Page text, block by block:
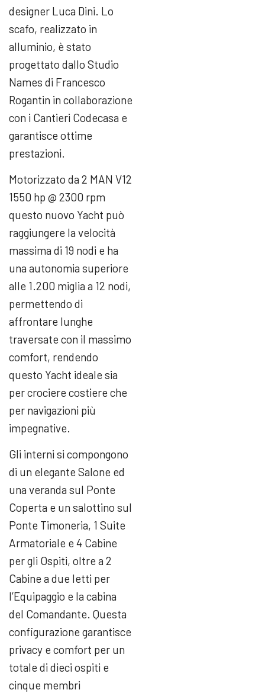
designer Luca Dini. Lo
scafo, realizzato in
alluminio, è stato
progettato dallo Studio
Names di Francesco
Rogantin in collaborazione
con i Cantieri Codecasa e
garantisce ottime
prestazioni.
Motorizzato da 2 MAN V12
1550 hp @ 2300 rpm
questo nuovo Yacht può
raggiungere la velocità
massima di 19 nodi e ha
una autonomia superiore
alle 1.200 miglia a 12 nodi,
permettendo di
affrontare lunghe
traversate con il massimo
comfort, rendendo
questo Yacht ideale sia
per crociere costiere che
per navigazioni più
impegnative.
Gli interni si compongono
di un elegante Salone ed
una veranda sul Ponte
Coperta e un salottino sul
Ponte Timoneria, 1 Suite
Armatoriale e 4 Cabine
per gli Ospiti, oltre a 2
Cabine a due letti per
l’Equipaggio e la cabina
del Comandante. Questa
configurazione garantisce
privacy e comfort per un
totale di dieci ospiti e
cinque membri